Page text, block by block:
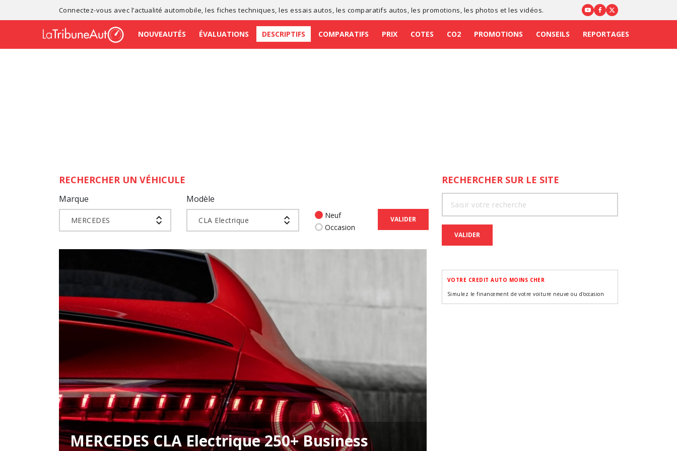
Connectez-vous avec l’actualité automobile , lesfiches techniques , lesessais autos , les comparatifs autos , les promotions , les photos et les vidéos.
NOUVEAUTÉS ÉVALUATIONS DESCRIPTIFS COMPARATIFS PRIX COTES CO2 PROMOTIONS CONSEILS REPORTAGES
RECHERCHER UN VÉHICULE
Marque
MERCEDES
Modèle
CLA Electrique
Neuf
Occasion
VALIDER
MERCEDES CLA Electrique 250+ Business
RECHERCHER SUR LE SITE
VALIDER
VOTRE CREDIT AUTO MOINS CHER
Simulez le financement de votre voiture neuve ou d'occasion